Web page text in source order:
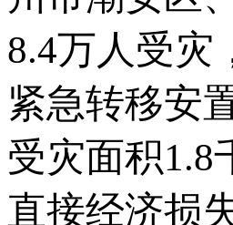
8.4万人受灾
紧急转移安
受灾面积1.8
直接经济损